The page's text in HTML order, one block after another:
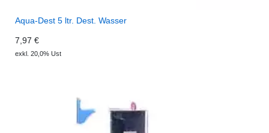
Aqua-Dest 5 ltr. Dest. Wasser
7,97 €
exkl. 20,0% Ust